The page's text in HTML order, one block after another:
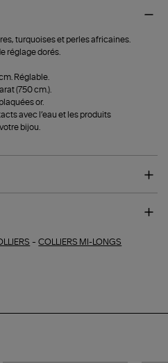
turquoises et perles africaines.
réglage dorés.
Réglable.
(750 cm.).
or.
avec l’eau et les produits
bijou.
-COLLIERS MI-LONGS